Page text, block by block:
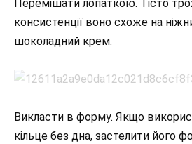
Перемішати лопаткою. Тісто
консистенції воно схоже на
шоколадний крем.
Викласти в форму. Якщо
кільце без дна, застелити його